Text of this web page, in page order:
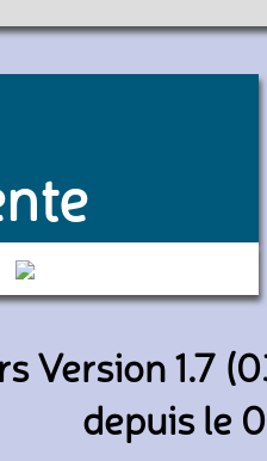
Lyon)
Version 1.7
depuis le